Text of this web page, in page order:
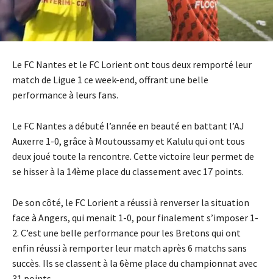
Le FC Nantes et le FC Lorient ont tous deux remporté leur
match de Ligue 1 ce week-end, offrant une belle
performance à leurs fans.
Le FC Nantes a débuté l’année en beauté en battant l’AJ
Auxerre 1-0, grâce à Moutoussamy et Kalulu qui ont tous
deux joué toute la rencontre. Cette victoire leur permet de
se hisser à la 14ème place du classement avec 17 points.
De son côté, le FC Lorient a réussi à renverser la situation
face à Angers, qui menait 1-0, pour finalement s’imposer 1-
2. C’est une belle performance pour les Bretons qui ont
enfin réussi à remporter leur match après 6 matchs sans
succès. Ils se classent à la 6ème place du championnat avec